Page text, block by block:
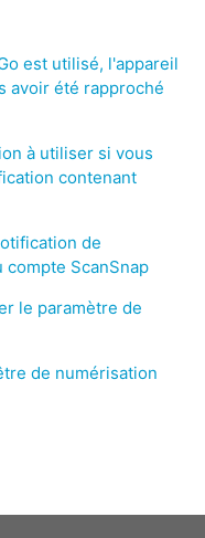
est utilisé, l'appareil
avoir été rapproché
à utiliser si vous
contenant
de
ScanSnap
le paramètre de
de numérisation